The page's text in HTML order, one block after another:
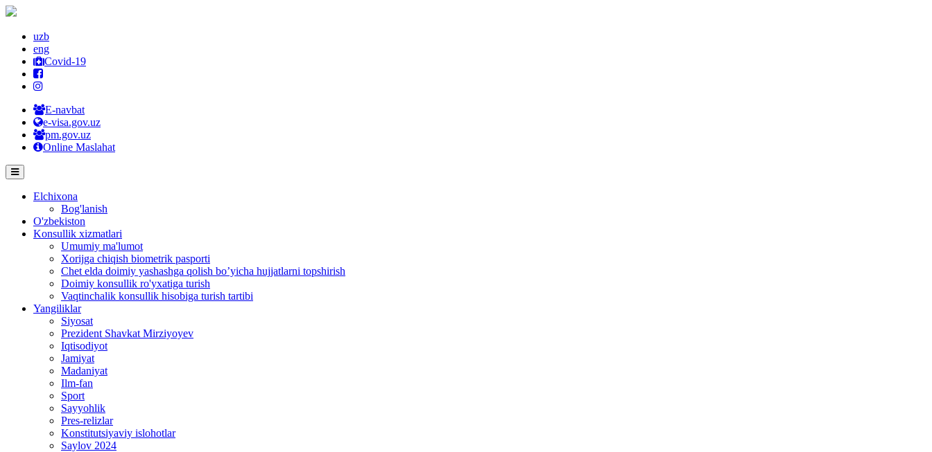
uzb
eng
Covid-19
E-navbat
e-visa.gov.uz
pm.gov.uz
Online Maslahat
Elchixona
Bog'lanish
O'zbekiston
Konsullik xizmatlari
Umumiy ma'lumot
Xorijga chiqish biometrik pasporti
Chet elda doimiy yashashga qolish bo’yicha hujjatlarni topshirish
Doimiy konsullik ro'yxatiga turish
Vaqtinchalik konsullik hisobiga turish tartibi
Yangiliklar
Siyosat
Prezident Shavkat Mirziyoyev
Iqtisodiyot
Jamiyat
Madaniyat
Ilm-fan
Sport
Sayyohlik
Pres-relizlar
Konstitutsiyaviy islohotlar
Saylov 2024